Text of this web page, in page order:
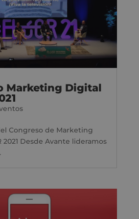
Marketing Digital
Congreso de Marketing
2021 Desde Avante lideramos